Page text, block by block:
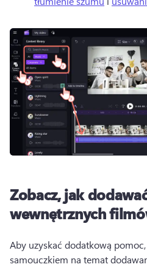
Zobacz, jak
wewnętrznych
Aby uzyskać dodatkową
samouczkiem na temat